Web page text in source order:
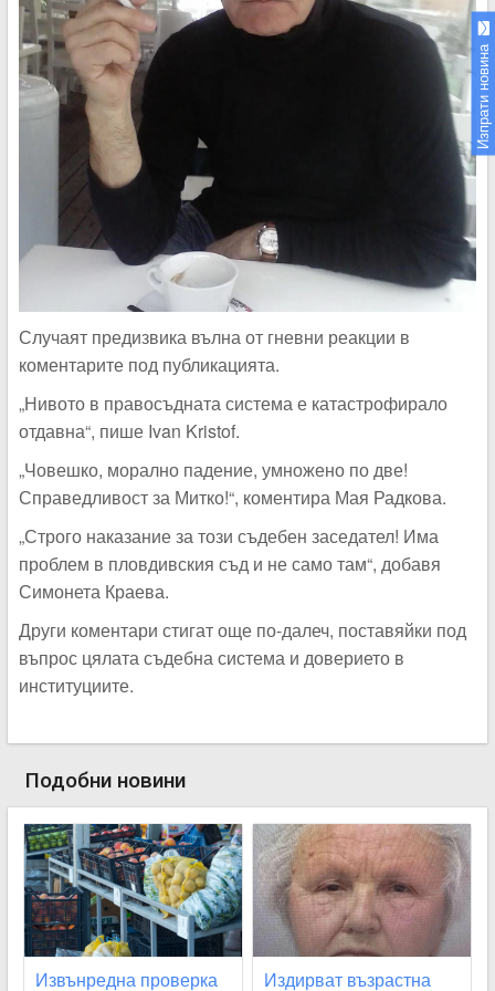
Случаят предизвика вълна от гневни реакции в
коментарите под публикацията.
„Нивото в правосъдната система е катастрофирало
отдавна“, пише Ivan Kristof.
„Човешко, морално падение, умножено по две!
Справедливост за Митко!“, коментира Мая Радкова.
„Строго наказание за този съдебен заседател! Има
проблем в пловдивския съд и не само там“, добавя
Симонета Краева.
Други коментари стигат още по-далеч, поставяйки под
въпрос цялата съдебна система и доверието в
институциите.
Подобни новини
Извънредна проверка
Издирват възрастна
Изпрати новина